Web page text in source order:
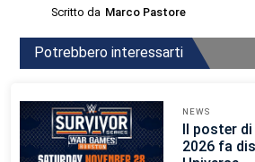
Scritto da Marco Pastore
Potrebbero interessarti
NEWS
Il poster di
2026 fa